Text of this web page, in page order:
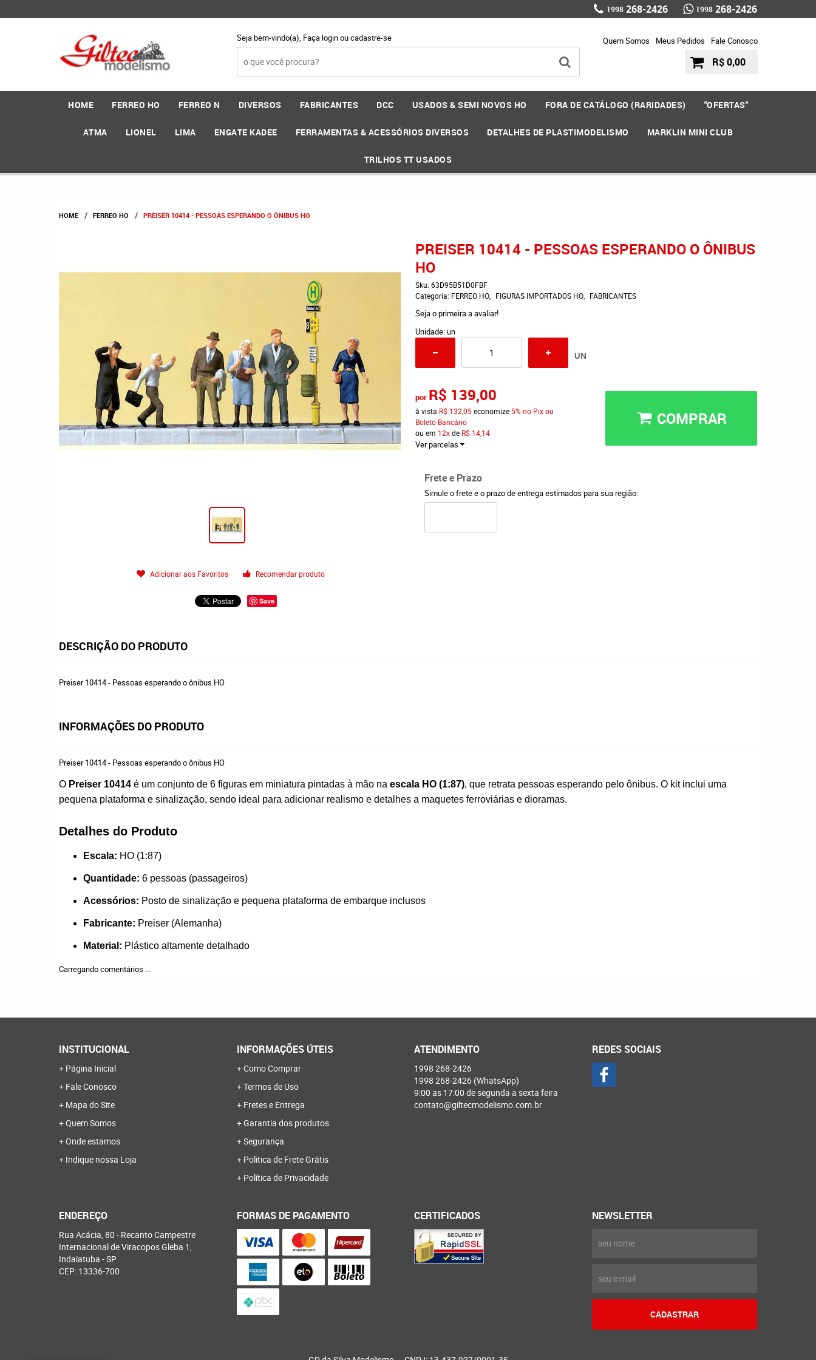
1998 268-2426 1998 268-2426
Seja bem-vindo(a), Faça loginoucadastre-se Quem Somos Meus Pedidos Fale Conosco
R$ 0,00
HOME FERREO HO FERREO N DIVERSOS FABRICANTES DCC USADOS & SEMI NOVOS HO FORA DE CATÁLOGO (RARIDADES) "OFERTAS"
ATMA LIONEL LIMA ENGATE KADEE FERRAMENTAS & ACESSÓRIOS DIVERSOS DETALHES DE PLASTIMODELISMO MARKLIN MINI CLUB
TRILHOS TT USADOS
HOME FERREO HO PREISER 10414 - PESSOAS ESPERANDO O ÔNIBUS HO
Adicionar aos Favoritos Recomendar produto
Save
PREISER 10414 - PESSOAS ESPERANDO O ÔNIBUS
HO
Sku: 63D95B51D0FBF
Categoria: FERREO HO FIGURAS IMPORTADOS HO FABRICANTES
Seja o primeira a avaliar!
Unidade: un
UN
por R$ 139,00
à vista R$ 132,05economize 5% no Pix ou
Boleto Bancário
ou em 12xde R$ 14,14
Ver parcelas
COMPRAR
Frete e Prazo
Simule o frete e o prazo de entrega estimados para sua região:
DESCRIÇÃO DO PRODUTO
Preiser 10414 - Pessoas esperando o ônibus HO
INFORMAÇÕES DO PRODUTO
Preiser 10414 - Pessoas esperando o ônibus HO
O Preiser 10414 é um conjunto de 6 figuras em miniatura pintadas à mão na escala HO (1:87), que retrata pessoas esperando pelo ônibus. O kit inclui uma
pequena plataforma e sinalização, sendo ideal para adicionar realismo e detalhes a maquetes ferroviárias e dioramas.
Detalhes do Produto
Escala: HO (1:87)
Quantidade: 6 pessoas (passageiros)
Acessórios: Posto de sinalização e pequena plataforma de embarque inclusos
Fabricante: Preiser (Alemanha)
Material: Plástico altamente detalhado
Carregando comentários ...
INSTITUCIONAL
Página Inicial
Fale Conosco
Mapa do Site
Quem Somos
Onde estamos
Indique nossa Loja
INFORMAÇÕES ÚTEIS
Como Comprar
Termos de Uso
Fretes e Entrega
Garantia dos produtos
Segurança
Politica de Frete Grátis
Política de Privacidade
ATENDIMENTO
1998 268-2426
1998 268-2426 (WhatsApp)
9:00 as 17:00 de segunda a sexta feira
contato@giltecmodelismo.com.br
REDES SOCIAIS
ENDEREÇO
Rua Acácia, 80 - Recanto Campestre
Internacional de Viracopos Gleba 1,
Indaiatuba -SP
CEP: 13336-700
FORMAS DE PAGAMENTO CERTIFICADOS NEWSLETTER
CADASTRAR